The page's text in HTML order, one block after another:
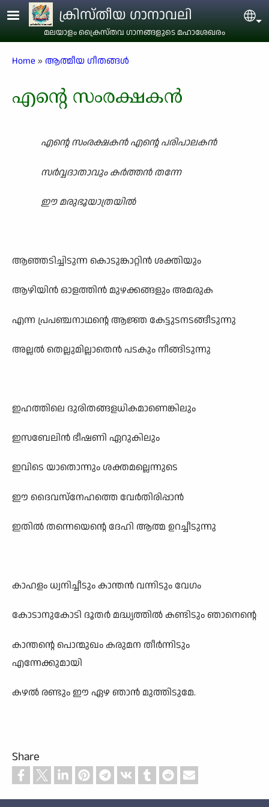
Skip to main contentക്രിസ്തീയ ഗാനാവലി
മലയാളം ക്രൈസ്തവ ഗാനങ്ങളുടെ മഹാശേഖരം
Breadcrumb
Home ആത്മീയ ഗീതങ്ങൾ
എന്റെ സംരക്ഷകൻ
എന്റെ സംരക്ഷകൻ എന്റെ പരിപാലകൻ
സർവ്വദാതാവും കർത്തൻ തന്നേ
ഈ മരുഭൂയാത്രയിൽ
ആഞ്ഞടിച്ചിടുന്ന കൊടുങ്കാറ്റിൻ ശക്തിയും
ആഴിയിൻ ഓളത്തിൻ മുഴക്കങ്ങളും അമരുക
എന്ന പ്രപഞ്ചനാഥന്റെ ആജ്ഞ കേട്ടുടനടങ്ങീടുന്നു
അല്ലൽ തെല്ലുമില്ലാതെൻ പടകും നീങ്ങിടുന്നു
ഇഹത്തിലെ ദുരിതങ്ങളധികമാണെങ്കിലും
ഇസബേലിൻ ഭീഷണി ഏറുകിലും
ഇവിടെ യാതൊന്നും ശക്തമല്ലെന്നുടെ
ഈ ദൈവസ്നേഹത്തെ വേർതിരിപ്പാൻ
ഇതിൽ തന്നെയെന്റെ ദേഹി ആത്മ ഉറച്ചീടുന്നു
കാഹളം ധ്വനിച്ചീടും കാന്തൻ വന്നിടും വേഗം
കോടാനുകോടി ദൂതർ മദ്ധ്യത്തിൽ കണ്ടിടും ഞാനെന്റെ
കാന്തന്റെ പൊന്മുഖം കരുമന തീർന്നിടും
എന്നേക്കുമായി
കഴൽ രണ്ടും ഈ ഏഴ ഞാൻ മുത്തിടുമേ.
Share